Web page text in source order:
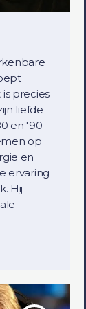
precies
liefde
en '90
op
en
ervaring
Hij